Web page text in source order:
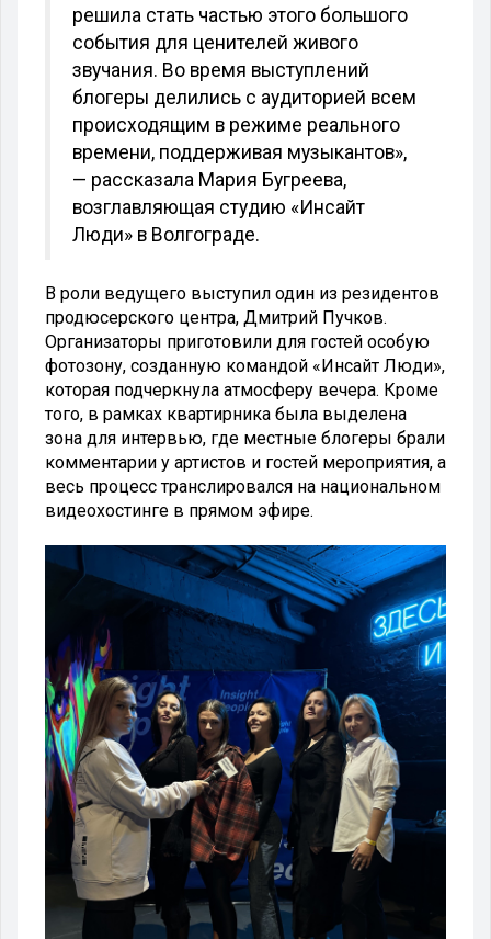
решила стать частью этого большого
события для ценителей живого
звучания. Во время выступлений
блогеры делились с аудиторией всем
происходящим в режиме реального
времени, поддерживая музыкантов»,
— рассказала Мария Бугреева,
возглавляющая студию «Инсайт
Люди» в Волгограде.
В роли ведущего выступил один из резидентов
продюсерского центра, Дмитрий Пучков.
Организаторы приготовили для гостей особую
фотозону, созданную командой «Инсайт Люди»,
которая подчеркнула атмосферу вечера. Кроме
того, в рамках квартирника была выделена
зона для интервью, где местные блогеры брали
комментарии у артистов и гостей мероприятия, а
весь процесс транслировался на национальном
видеохостинге в прямом эфире.